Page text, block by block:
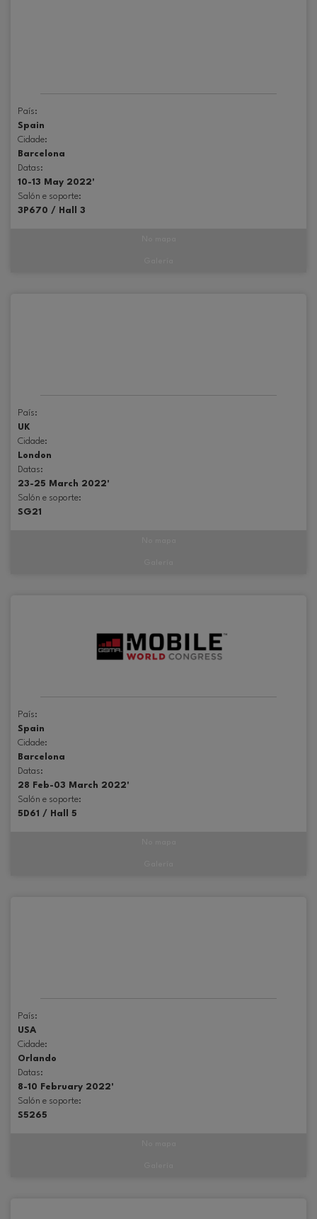
País:
Spain
Cidade:
Barcelona
Datas:
10-13 May 2022'
Salón e soporte:
3P670 / Hall 3
País:
UK
Cidade:
London
Datas:
23-25 March 2022'
Salón e soporte:
SG21
País:
Spain
Cidade:
Barcelona
Datas:
28 Feb-03 March 2022'
Salón e soporte:
5D61 / Hall 5
País:
USA
Cidade:
Orlando
Datas:
8-10 February 2022'
Salón e soporte:
S5265